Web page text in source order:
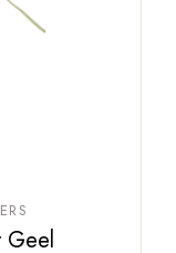
Geel